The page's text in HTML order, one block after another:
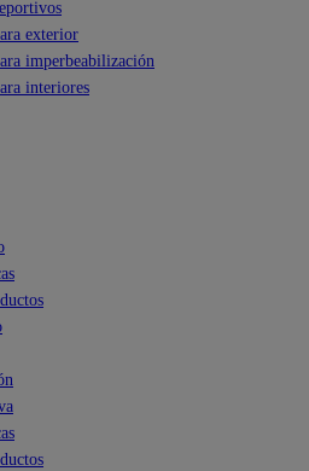
exterior
imperbeabilización
interiores